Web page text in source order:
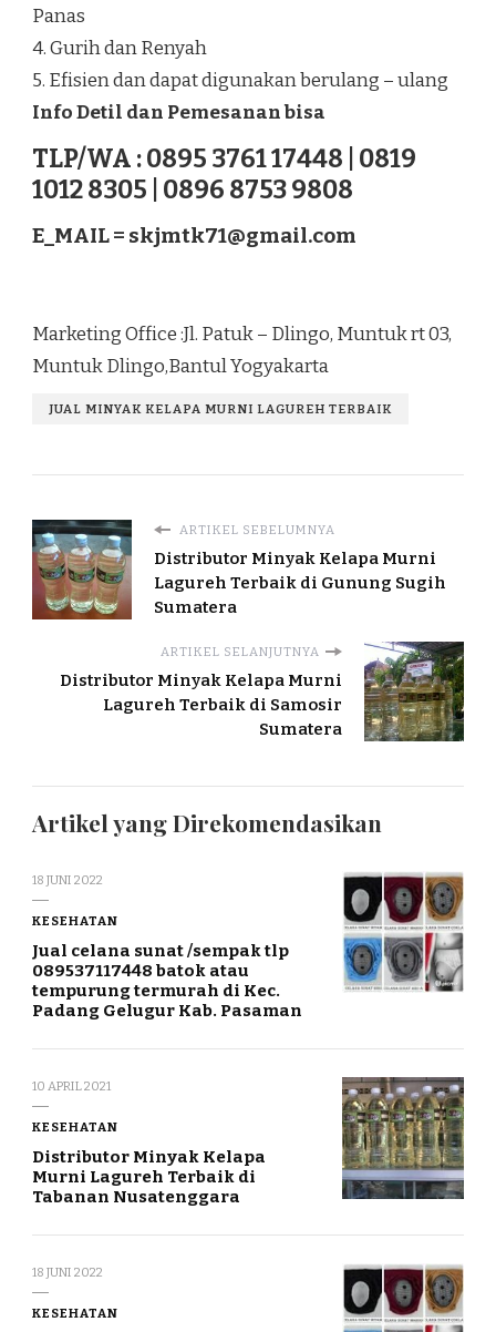
Panas
4. Gurih dan Renyah
5. Efisien dan dapat digunakan berulang – ulang
Info Detil dan Pemesanan bisa
TLP/WA : 0895 3761 17448 | 0819
1012 8305 | 0896 8753 9808
E_MAIL = skjmtk71@gmail.com
Marketing Office :Jl. Patuk – Dlingo, Muntuk rt 03,
Muntuk Dlingo,Bantul Yogyakarta
JUAL MINYAK KELAPA MURNI LAGUREH TERBAIK
ARTIKEL SEBELUMNYA
Distributor Minyak Kelapa Murni
Lagureh Terbaik di Gunung Sugih
Sumatera
ARTIKEL SELANJUTNYA
Distributor Minyak Kelapa Murni
Lagureh Terbaik di Samosir
Sumatera
Artikel yang Direkomendasikan
18 JUNI 2022
KESEHATAN
Jual celana sunat /sempak tlp
089537117448 batok atau
tempurung termurah di Kec.
Padang Gelugur Kab. Pasaman
10 APRIL 2021
KESEHATAN
Distributor Minyak Kelapa
Murni Lagureh Terbaik di
Tabanan Nusatenggara
18 JUNI 2022
KESEHATAN